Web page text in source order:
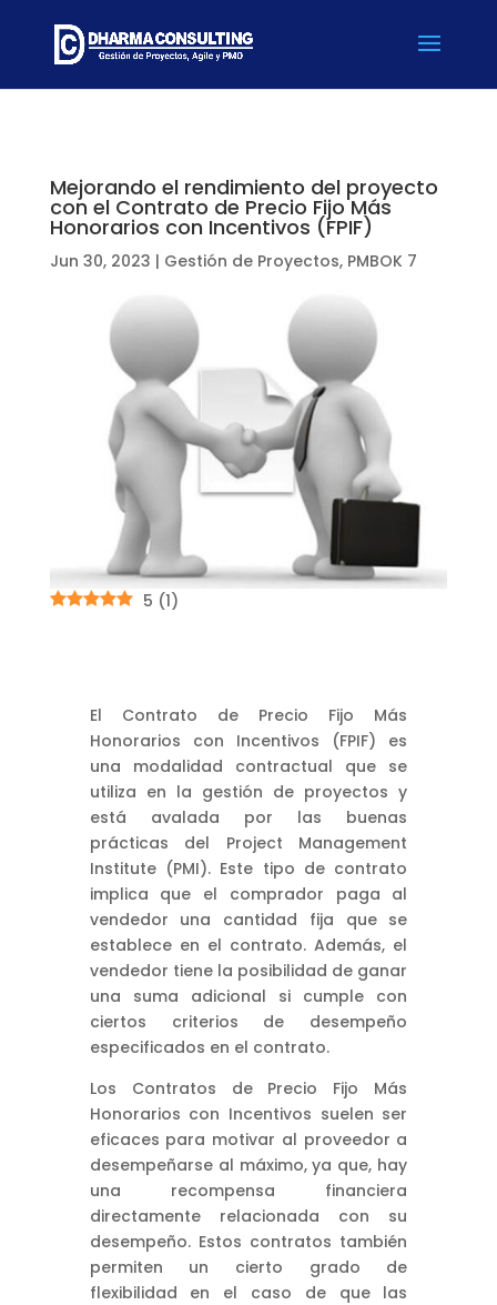
Mejorando el rendimiento del proyecto
con el Contrato de Precio Fijo Más
Honorarios con Incentivos (FPIF)
Jun 30, 2023 | Gestión de Proyectos, PMBOK 7
5 (1)
El Contrato de Precio Fijo Más
Honorarios con Incentivos (FPIF) es
una modalidad contractual que se
utiliza en la gestión de proyectos y
está avalada por las buenas
prácticas del Project Management
Institute (PMI). Este tipo de contrato
implica que el comprador paga al
vendedor una cantidad fija que se
establece en el contrato. Además, el
vendedor tiene la posibilidad de ganar
una suma adicional si cumple con
ciertos criterios de desempeño
especificados en el contrato.
Los Contratos de Precio Fijo Más
Honorarios con Incentivos suelen ser
eficaces para motivar al proveedor a
desempeñarse al máximo, ya que, hay
una recompensa financiera
directamente relacionada con su
desempeño. Estos contratos también
permiten un cierto grado de
flexibilidad en el caso de que las